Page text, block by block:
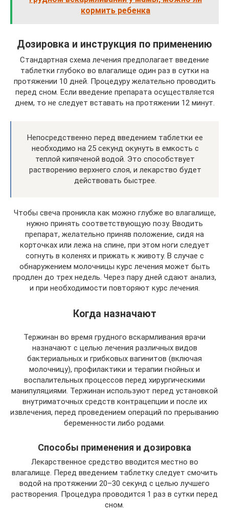
кормить ребенка
Дозировка и инструкция по применению
Стандартная схема лечения предполагает введение
таблетки глубоко во влагалище один раз в сутки на
протяжении 10 дней. Процедуру желательно проводить
перед сном. Если введение препарата осуществляется
днем, то не следует вставать на протяжении 12 минут.
Непосредственно перед введением таблетки ее
необходимо на 25 секунд окунуть в емкость с
теплой кипяченой водой. Это способствует
растворению верхнего слоя, и лекарство будет
действовать быстрее.
Чтобы свеча проникла как можно глубже во влагалище,
нужно принять соответствующую позу. Вводить
препарат, желательно приняв положение, сидя на
корточках или лежа на спине, при этом ноги следует
согнуть в коленях и прижать к животу. В случае с
обнаружением молочницы курс лечения может быть
продлен до трех недель. Через пару дней сдают анализ,
и при необходимости повторяют курс лечения.
Когда назначают
Тержинан во время грудного вскармливания врачи
назначают с целью лечения различных видов
бактериальных и грибковых вагинитов (включая
молочницу), профилактики и терапии гнойных и
воспалительных процессов перед хирургическими
манипуляциями. Тержинан используют перед установкой
внутриматочных средств контрацепции и после их
извлечения, перед проведением операций по прерыванию
беременности либо родами.
Способы применения и дозировка
Лекарственное средство вводится местно во
влагалище. Перед введением таблетку следует смочить
водой на протяжении 20–30 секунд с целью лучшего
растворения. Процедура проводится 1 раз в сутки перед
сном.